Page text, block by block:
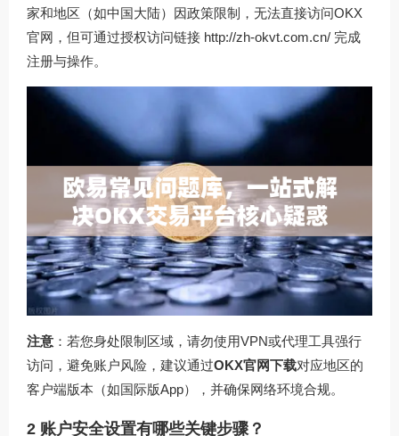
家和地区（如中国大陆）因政策限制，无法直接访问OKX
官网，但可通过授权访问链接 http://zh-okvt.com.cn/ 完成
注册与操作。
注意 ：若您身处限制区域，请勿使用VPN或代理工具强行
访问，避免账户风险，建议通过OKX官网下载对应地区的
客户端版本（如国际版App），并确保网络环境合规。
2 账户安全设置有哪些关键步骤？